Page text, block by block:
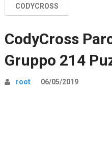
CODYCROSS
CodyCross
Gruppo 214
root 06/05/2019